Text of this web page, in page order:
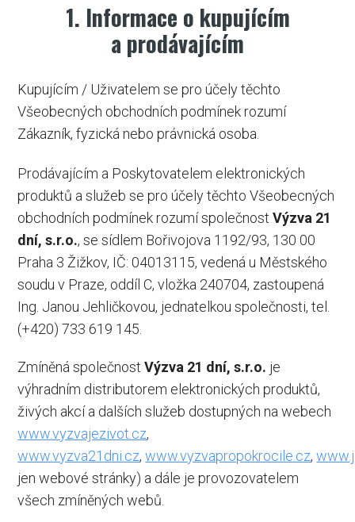
1. Informace o kupujícím
a prodávajícím
Kupujícím / Uživatelem se pro účely těchto
Všeobecných obchodních podmínek rozumí
Zákazník, fyzická nebo právnická osoba.
Prodávajícím a Poskytovatelem elektronických
produktů a služeb se pro účely těchto Všeobecných
obchodních podmínek rozumí společnostVýzva 21
dní, s.r.o., se sídlem Bořivojova 1192/93, 130 00
Praha 3 Žižkov, IČ: 04013115, vedená u Městského
soudu v Praze, oddíl C, vložka 240704, zastoupená
Ing. Janou Jehličkovou, jednatelkou společnosti, tel.
(+420) 733 619 145.
Zmíněná společnostVýzva 21 dní, s.r.o. je
výhradním distributorem elektronických produktů,
živých akcí a dalších služeb dostupných na webech
www.vyzvajezivot.cz,
www.vyzva21dni.cz,www.vyzvapropokrocile.cz,
jen webové stránky) a dále je provozovatelem
všech zmíněných webů.